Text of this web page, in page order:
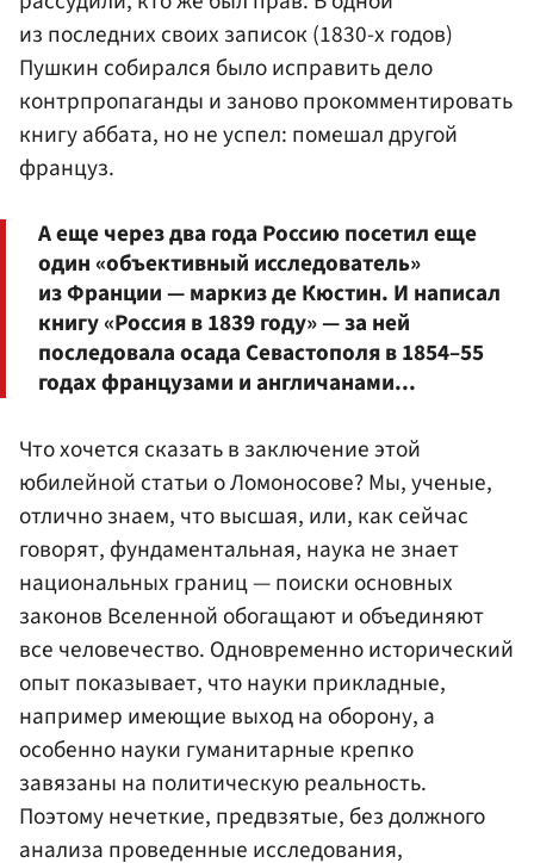
из последних своих записок (1830-х годов)
Пушкин собирался было исправить дело
контрпропаганды и заново прокомментировать
книгу аббата, но не успел: помешал другой
француз.
А еще через два года Россию посетил еще
один «объективный исследователь»
из Франции — маркиз де Кюстин. И написал
книгу «Россия в 1839 году» — за ней
последовала осада Севастополя в 1854–55
годах французами и англичанами...
Что хочется сказать в заключение этой
юбилейной статьи о Ломоносове? Мы, ученые,
отлично знаем, что высшая, или, как сейчас
говорят, фундаментальная, наука не знает
национальных границ — поиски основных
законов Вселенной обогащают и объединяют
все человечество. Одновременно исторический
опыт показывает, что науки прикладные,
например имеющие выход на оборону, а
особенно науки гуманитарные крепко
завязаны на политическую реальность.
Поэтому нечеткие, предвзятые, без должного
анализа проведенные исследования,